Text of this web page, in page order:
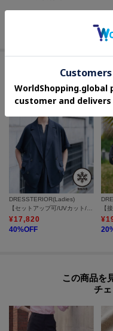
このアイ
DRESSTERIOR(Ladies)
【セットアップ可/UVカット/接触冷感/吸水速乾】ウォッシャブル リネンライクドルマンジャケット
¥17,820
40%OFF
¥
20
この商品を
チ